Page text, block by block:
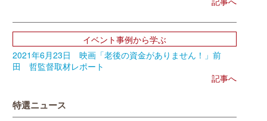
イベント事例から学ぶ
2021年6月23日 映画「老後の資金がありません！」前
田 哲監督取材レポート
記事へ
特選ニュース